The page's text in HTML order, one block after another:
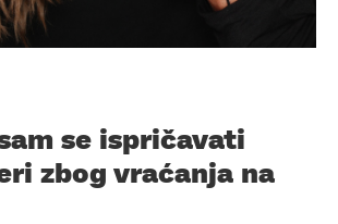
se ispričavati
zbog vraćanja na